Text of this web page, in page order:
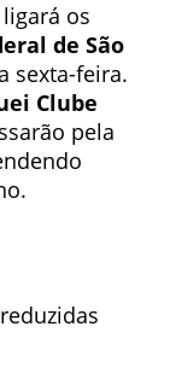
ligará os
de São
sexta-feira.
Clube
pela